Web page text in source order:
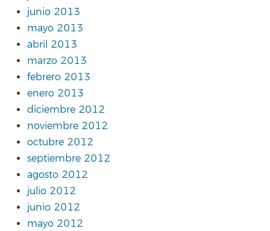
junio 2013
mayo 2013
abril 2013
marzo 2013
febrero 2013
enero 2013
diciembre 2012
noviembre 2012
octubre 2012
septiembre 2012
agosto 2012
julio 2012
junio 2012
mayo 2012